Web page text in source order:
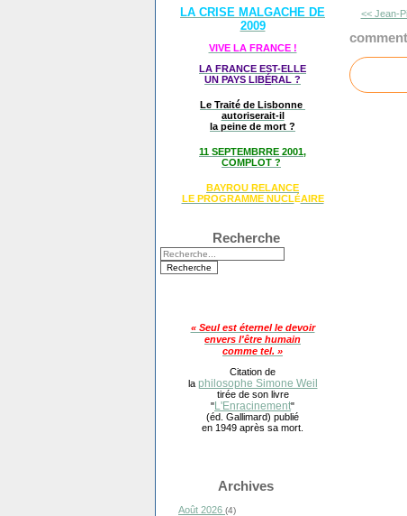
LA CRISE MALGACHE DE
2009
VIVE LA FRANCE !
LA FRANCE EST-ELLE
UN PAYS LIBÉRAL ?
Le Traité de Lisbonne
autoriserait-il
la peine de mort ?
11 SEPTEMBRRE 2001,
COMPLOT ?
BAYROU RELANCE
LE PROGRAMME NUCLÉAIRE
Recherche
« Seul est éternel le devoir
envers l'être humain
comme tel. »
Citation de
la philosophe Simone Weil
tirée de son livre
"L'Enracinement"
(éd. Gallimard) publié
en 1949 après sa mort.
Archives
Août 2026 (4)
<< Jean-